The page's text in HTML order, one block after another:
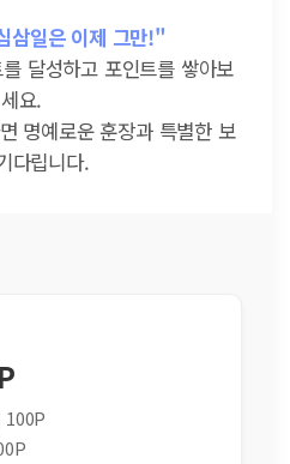
삼일은 이제 그만!"
달성하고 포인트를 쌓아보
세요.
명예로운 훈장과 특별한 보
다립니다.
100P